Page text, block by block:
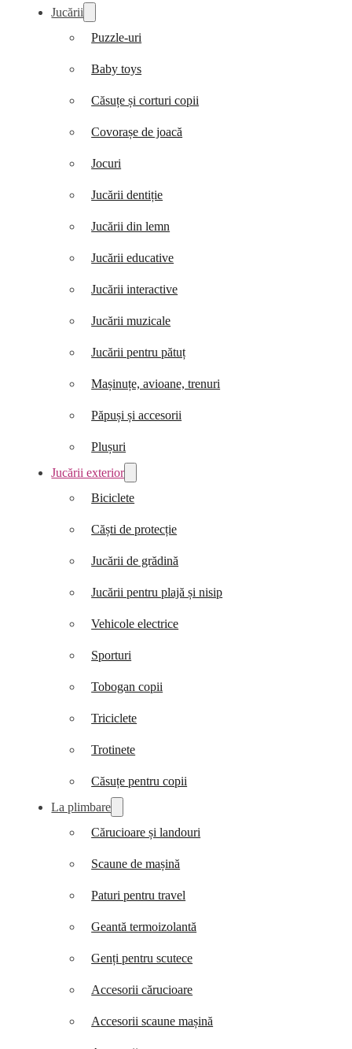
Jucării
Puzzle-uri
Baby toys
Căsuțe și corturi copii
Covorașe de joacă
Jocuri
Jucării dentiție
Jucării din lemn
Jucării educative
Jucării interactive
Jucării muzicale
Jucării pentru pătuț
Mașinuțe, avioane, trenuri
Păpuși și accesorii
Plușuri
Jucării exterior
Biciclete
Căști de protecție
Jucării de grădină
Jucării pentru plajă și nisip
Vehicole electrice
Sporturi
Tobogan copii
Triciclete
Trotinete
Căsuțe pentru copii
La plimbare
Cărucioare și landouri
Scaune de mașină
Paturi pentru travel
Geantă termoizolantă
Genți pentru scutece
Accesorii cărucioare
Accesorii scaune mașină